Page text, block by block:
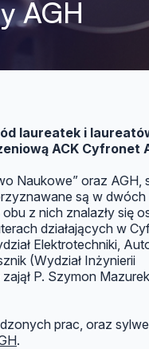
AGH
laureatek i
ACK Cyfronet
Naukowe” oraz AGH,
są w dwóch
z nich znalazły się
działających w
Elektrotechniki,
(Wydział Inżynierii
P. Szymon
prac, oraz
.